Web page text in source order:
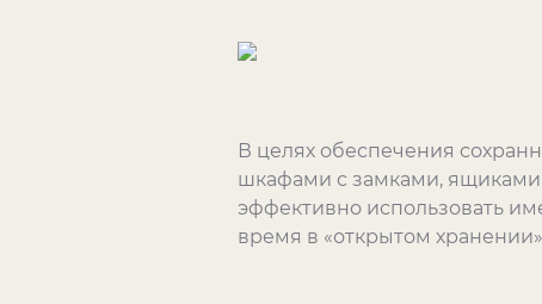
В целях обеспечения
шкафами с замками, ящиками
эффективно использовать
время в «открытом